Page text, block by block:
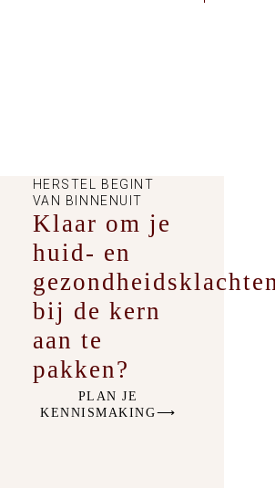
HERSTEL BEGINT
VAN BINNENUIT
Klaar om je
huid- en
gezondheidsklachten
bij de kern
aan te
pakken?
PLAN JE
KENNISMAKING⟶